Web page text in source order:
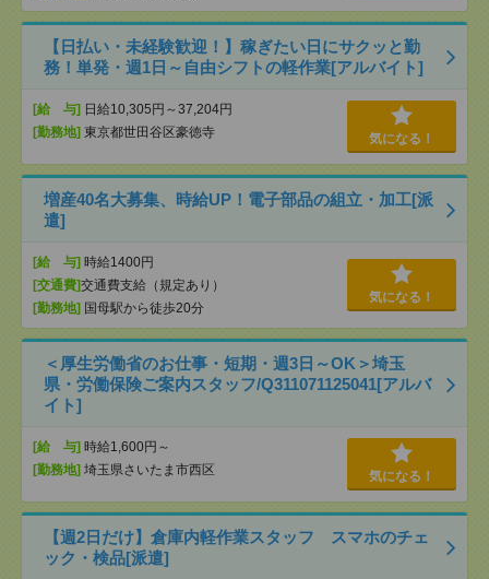
【日払い・未経験歓迎！】稼ぎたい日にサクッと勤
務！単発・週1日～自由シフトの軽作業[アルバイト]
[給 与] 日給10,305円～37,204円
[勤務地] 東京都世田谷区豪徳寺 気になる！
増産40名大募集、時給UP！電子部品の組立・加工[派
遣]
[給 与] 時給1400円
[交通費]交通費支給（規定あり）
[勤務地] 国母駅から徒歩20分
気になる！
＜厚生労働省のお仕事・短期・週3日～OK＞埼玉
県・労働保険ご案内スタッフ/Q311071125041[アルバ
イト]
[給 与] 時給1,600円～
[勤務地] 埼玉県さいたま市西区 気になる！
【週2日だけ】倉庫内軽作業スタッフ スマホのチェ
ック・検品[派遣]